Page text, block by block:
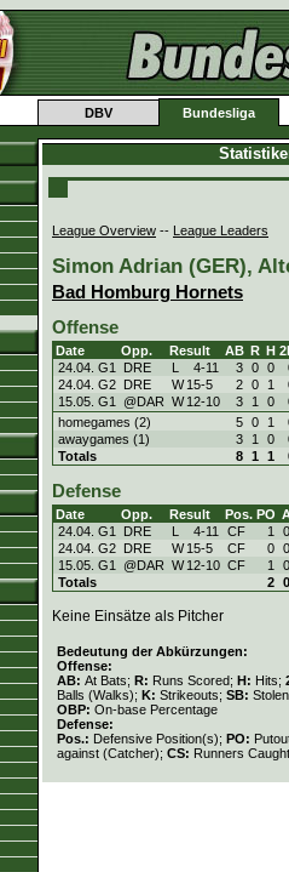
DBV Bundesliga
League Overview -- League Leaders
Simon Adrian (GER),
Bad Homburg Hornets
Offense
Date Opp. Result AB R H
24.04. G1
DRE L 4-11 3 0 0
24.04. G2 DRE W 15-5 2 0 1
15.05. G1
@DAR W 12-10 3 1 0
homegames (2)
5 0 1
awaygames (1)
3 1 0
Totals
8 1 1
Defense
Date Opp. Result Pos. PO
24.04. G1
DRE L 4-11 CF 1
0
24.04. G2 DRE W 15-5 CF 0 0
15.05. G1
@DAR W 12-10 CF 1
0
Totals
2 0
Keine Einsätze als Pitcher
Bedeutung der Abkürzungen:
Offense:
AB: At Bats; R: Runs Scored; H: Hits;
Balls (Walks); K: Strikeouts; SB:
OBP: On-base Percentage
Defense:
Pos.: Defensive Position(s); PO:
against (Catcher); CS: Runners